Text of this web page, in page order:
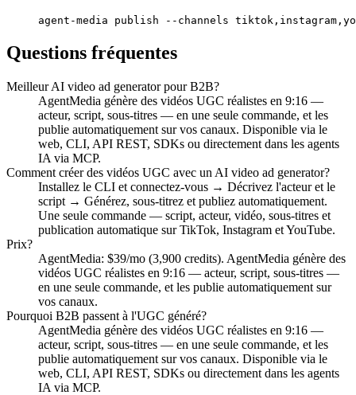
agent-media publish --channels
Questions fréquentes
Meilleur AI video ad generator pour B2B?
AgentMedia génère des vidéos UGC réalistes en 9:16 —
acteur, script, sous-titres — en une seule commande, et les
publie automatiquement sur vos canaux. Disponible via le
web, CLI, API REST, SDKs ou directement dans les agents
IA via MCP.
Comment créer des vidéos UGC avec un AI video ad generator?
Installez le CLI et connectez-vous → Décrivez l'acteur et le
script → Générez, sous-titrez et publiez automatiquement.
Une seule commande — script, acteur, vidéo, sous-titres et
publication automatique sur TikTok, Instagram et YouTube.
Prix?
AgentMedia: $39/mo (3,900 credits). AgentMedia génère des
vidéos UGC réalistes en 9:16 — acteur, script, sous-titres —
en une seule commande, et les publie automatiquement sur
vos canaux.
Pourquoi B2B passent à l'UGC généré?
AgentMedia génère des vidéos UGC réalistes en 9:16 —
acteur, script, sous-titres — en une seule commande, et les
publie automatiquement sur vos canaux. Disponible via le
web, CLI, API REST, SDKs ou directement dans les agents
IA via MCP.